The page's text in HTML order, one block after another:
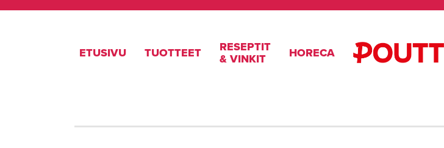
ETUSIVU TUOTTEET RESEPTIT
& VINKIT HORECA